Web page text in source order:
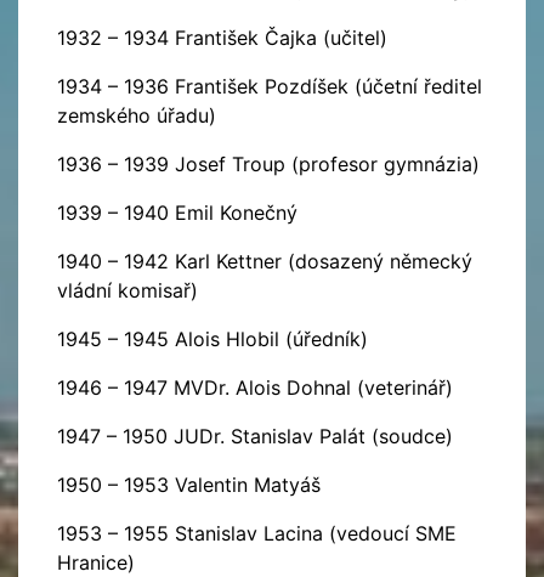
1932 – 1934 František Čajka (učitel)
1934 – 1936 František Pozdíšek (účetní ředitel
zemského úřadu)
1936 – 1939 Josef Troup (profesor gymnázia)
1939 – 1940 Emil Konečný
1940 – 1942 Karl Kettner (dosazený německý
vládní komisař)
1945 – 1945 Alois Hlobil (úředník)
1946 – 1947 MVDr. Alois Dohnal (veterinář)
1947 – 1950 JUDr. Stanislav Palát (soudce)
1950 – 1953 Valentin Matyáš
1953 – 1955 Stanislav Lacina (vedoucí SME
Hranice)